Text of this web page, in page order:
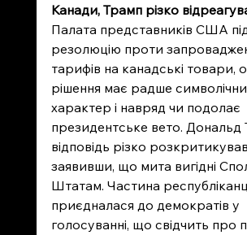
Канади, Трамп різко
Палата представників США
резолюцію проти
тарифів на канадські товари,
рішення має радше
характер і навряд чи подолає
президентське вето. Дональд
відповідь різко
заявивши, що мита вигідні
Штатам. Частина
приєдналася до демократів у
голосуванні, що свідчить про